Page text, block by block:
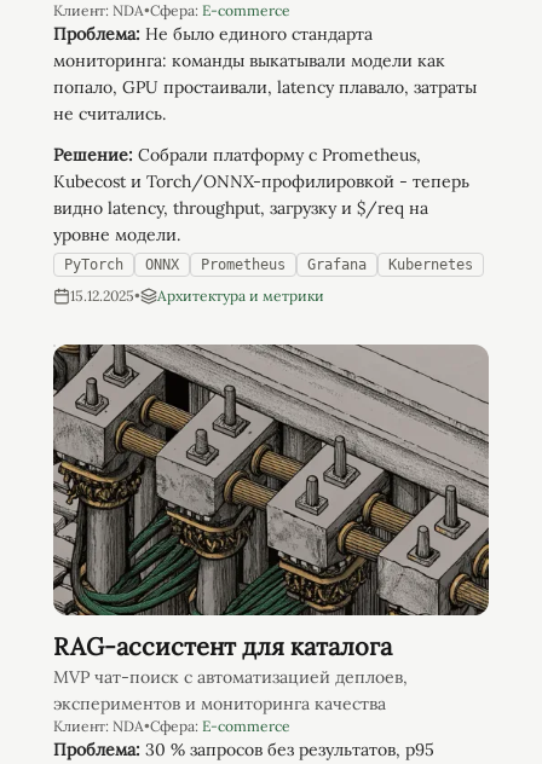
Клиент: NDA•Сфера: E-commerce
Проблема: Не было единого стандарта
мониторинга: команды выкатывали модели как
попало, GPU простаивали, latency плавало, затраты
не считались.
Решение: Собрали платформу с Prometheus,
Kubecost и Torch/ONNX-профилировкой - теперь
видно latency, throughput, загрузку и $/req на
уровне модели.
PyTorch ONNX Prometheus Grafana Kubernetes
15.12.2025• Архитектура и метрики
RAG-ассистент для каталога
MVP чат-поиск с автоматизацией деплоев,
экспериментов и мониторинга качества
Клиент: NDA•Сфера: E-commerce
Проблема: 30 % запросов без результатов, p95